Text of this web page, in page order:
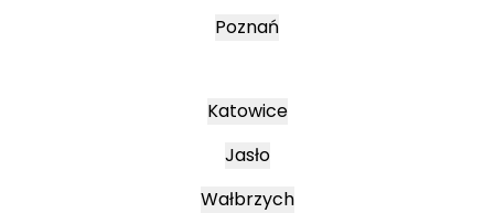
Poznań
Katowice
Jasło
Wałbrzych